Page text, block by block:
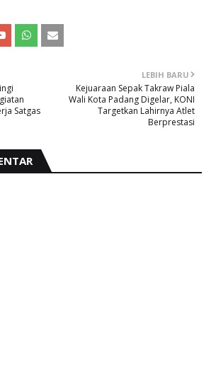
LEBIH BARU
Kejuaraan Sepak Takraw Piala
Wali Kota Padang Digelar, KONI
Targetkan Lahirnya Atlet
Berprestasi
Satgas